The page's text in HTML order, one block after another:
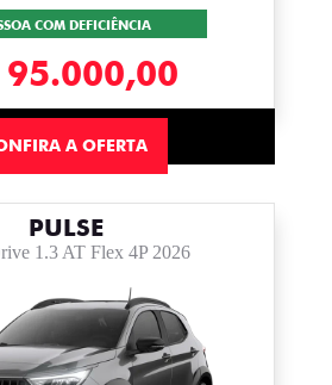
COM DEFICIÊNCIA
95.000,00
A OFERTA
PULSE
1.3 AT Flex 4P 2026